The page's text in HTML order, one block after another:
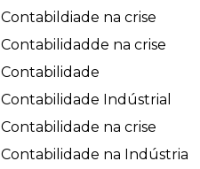
Contabildiade na crise
Contabilidadde na crise
Contabilidade
Contabilidade Indústrial
Contabilidade na crise
Contabilidade na Indústria